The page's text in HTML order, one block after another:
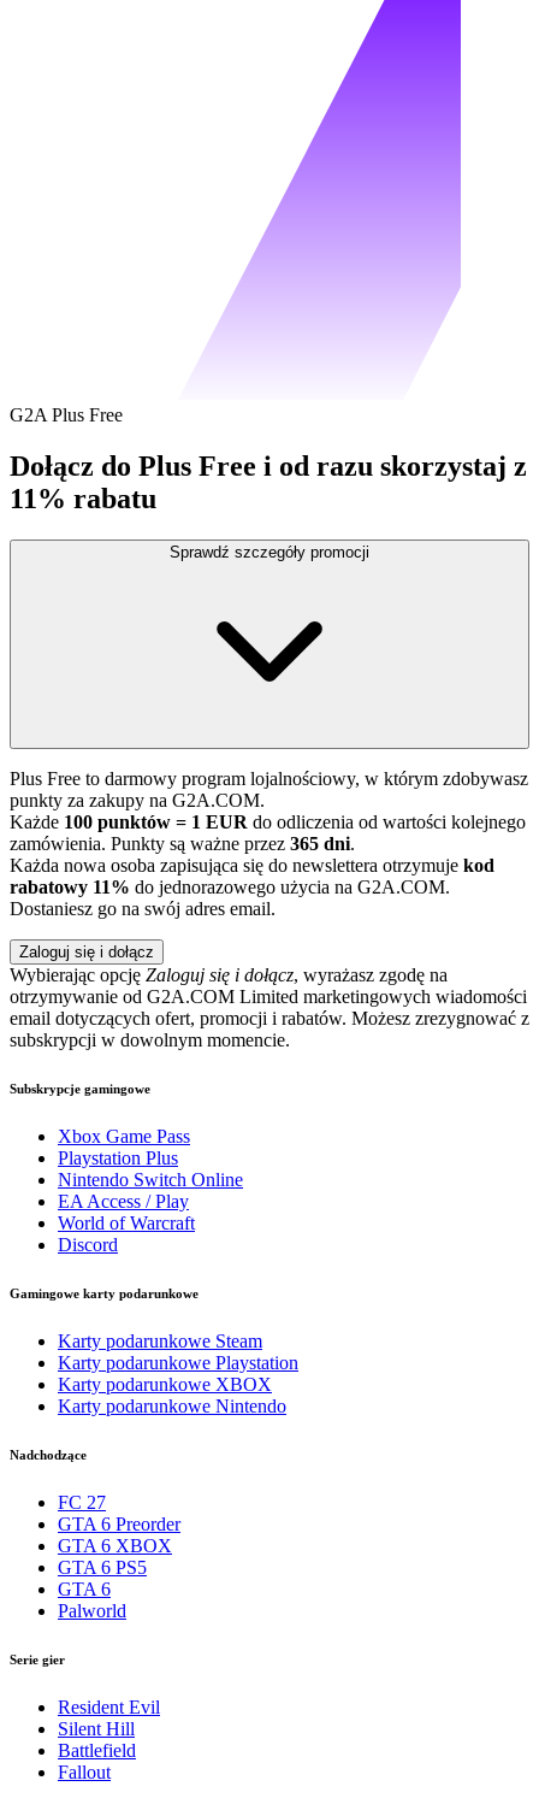
G2A Plus Free
Dołącz do Plus Free i od razu skorzystaj z
11% rabatu
Sprawdź szczegóły promocji
Plus Free to darmowy program lojalnościowy, w którym zdobywasz
punkty za zakupy na G2A.COM.
Każde 100 punktów = 1 EUR do odliczenia od wartości kolejnego
zamówienia. Punkty są ważne przez 365 dni.
Każda nowa osoba zapisująca się do newslettera otrzymuje kod
rabatowy 11% do jednorazowego użycia na G2A.COM.
Dostaniesz go na swój adres email.
Zaloguj się i dołącz
Wybierając opcję Zaloguj się i dołącz, wyrażasz zgodę na
otrzymywanie od G2A.COM Limited marketingowych wiadomości
email dotyczących ofert, promocji i rabatów. Możesz zrezygnować z
subskrypcji w dowolnym momencie.
Subskrypcje gamingowe
Xbox Game Pass
Playstation Plus
Nintendo Switch Online
EA Access / Play
World of Warcraft
Discord
Gamingowe karty podarunkowe
Karty podarunkowe Steam
Karty podarunkowe Playstation
Karty podarunkowe XBOX
Karty podarunkowe Nintendo
Nadchodzące
FC 27
GTA 6 Preorder
GTA 6 XBOX
GTA 6 PS5
GTA 6
Palworld
Serie gier
Resident Evil
Silent Hill
Battlefield
Fallout